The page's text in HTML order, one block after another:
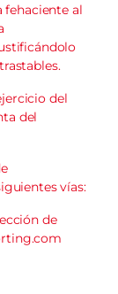
fehaciente al
del
del
vías:
de